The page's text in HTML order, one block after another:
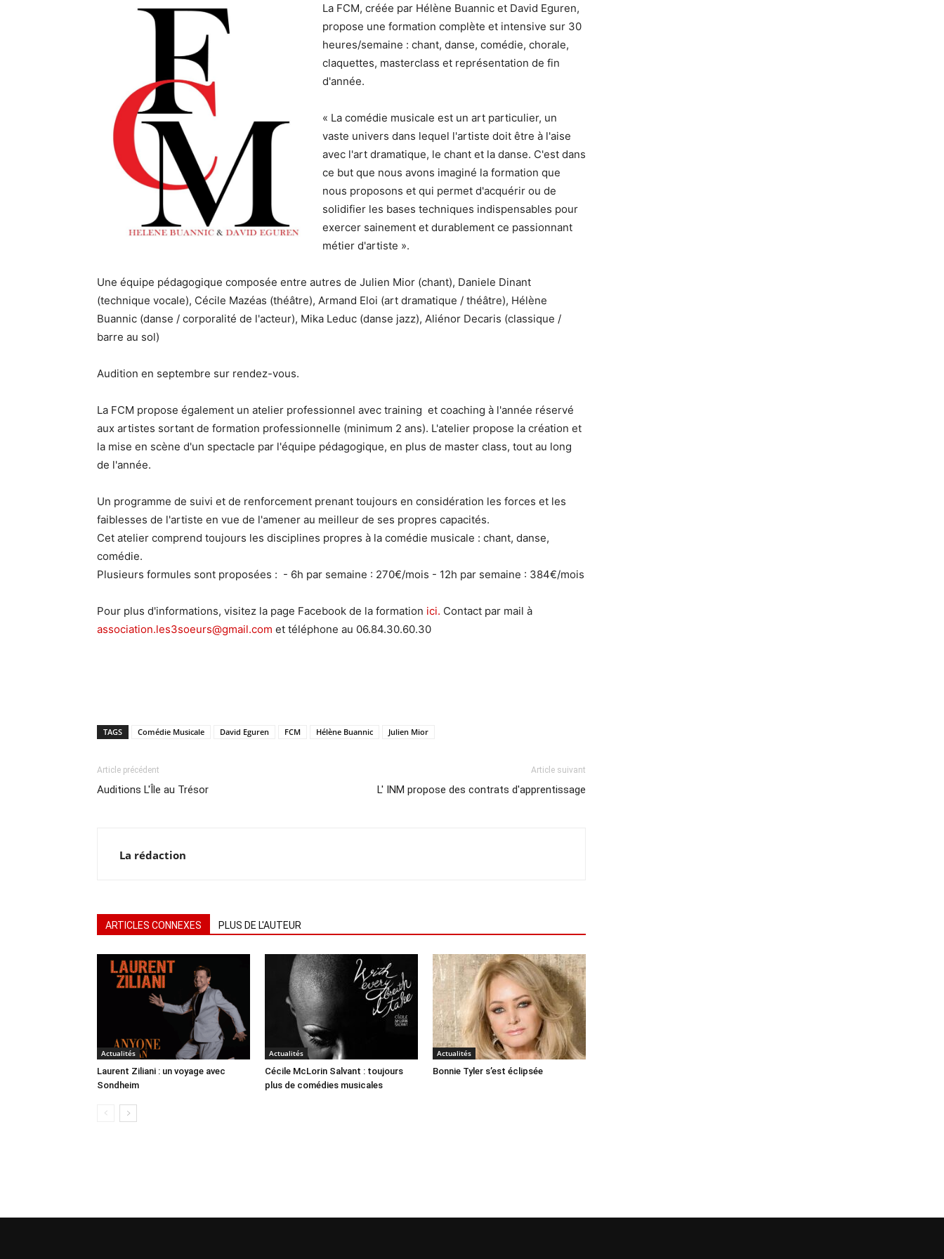
La FCM, créée par Hélène Buannic et David Eguren,
propose une formation complète et intensive sur 30
heures/semaine : chant, danse, comédie, chorale,
claquettes, masterclass et représentation de fin
d'année.
« La comédie musicale est un art particulier, un
vaste univers dans lequel l'artiste doit être à l'aise
avec l'art dramatique, le chant et la danse. C'est dans
ce but que nous avons imaginé la formation que
nous proposons et qui permet d'acquérir ou de
solidifier les bases techniques indispensables pour
exercer sainement et durablement ce passionnant
métier d'artiste ».
Une équipe pédagogique composée entre autres de Julien Mior (chant), Daniele Dinant
(technique vocale), Cécile Mazéas (théâtre), Armand Eloi (art dramatique / théâtre), Hélène
Buannic (danse / corporalité de l'acteur), Mika Leduc (danse jazz), Aliénor Decaris (classique /
barre au sol)
Audition en septembre sur rendez-vous.
La FCM propose également un atelier professionnel avec training et coaching à l'année réservé
aux artistes sortant de formation professionnelle (minimum 2 ans). L'atelier propose la création et
la mise en scène d'un spectacle par l'équipe pédagogique, en plus de master class, tout au long
de l'année.
Un programme de suivi et de renforcement prenant toujours en considération les forces et les
faiblesses de l'artiste en vue de l'amener au meilleur de ses propres capacités.
Cet atelier comprend toujours les disciplines propres à la comédie musicale : chant, danse,
comédie.
Plusieurs formules sont proposées : - 6h par semaine : 270€/mois - 12h par semaine : 384€/mois
Pour plus d'informations, visitez la page Facebook de la formation ici. Contact par mail à
association.les3soeurs@gmail.com et téléphone au 06.84.30.60.30
TAGS Comédie Musicale David Eguren FCM Hélène Buannic Julien Mior
Article précédent
Auditions L'Île au Trésor
Article suivant
L' INM propose des contrats d'apprentissage
La rédaction
ARTICLES CONNEXES PLUS DE L'AUTEUR
Actualités
Laurent Ziliani : un voyage avec
Sondheim
Actualités
Cécile McLorin Salvant : toujours
plus de comédies musicales
Actualités
Bonnie Tyler s’est éclipsée